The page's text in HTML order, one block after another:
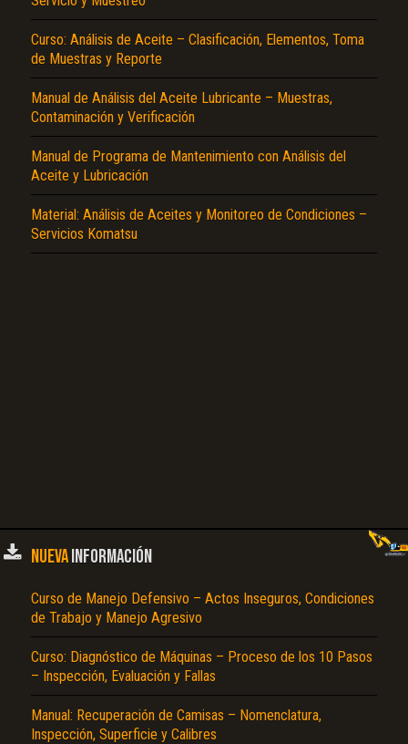
Curso: Análisis de Aceite – Clasificación, Elementos, Toma
de Muestras y Reporte
Manual de Análisis del Aceite Lubricante – Muestras,
Contaminación y Verificación
Manual de Programa de Mantenimiento con Análisis del
Aceite y Lubricación
Material: Análisis de Aceites y Monitoreo de Condiciones –
Servicios Komatsu
NUEVAINFORMACIÓN
Curso de Manejo Defensivo – Actos Inseguros, Condiciones
de Trabajo y Manejo Agresivo
Curso: Diagnóstico de Máquinas – Proceso de los 10 Pasos
– Inspección, Evaluación y Fallas
Manual: Recuperación de Camisas – Nomenclatura,
Inspección, Superficie y Calibres
Texto o Imagen de portada son erróneos.
No carga o no se visualiza el contenido.
Reportar otro tipo de error...